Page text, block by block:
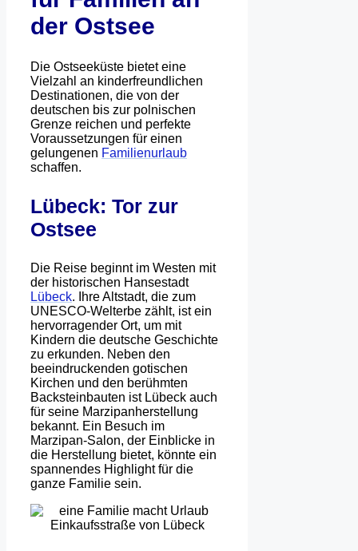
der Ostsee
Die Ostseeküste bietet eine
Vielzahl an kinderfreundlichen
Destinationen, die von der
deutschen bis zur polnischen
Grenze reichen und perfekte
Voraussetzungen für einen
gelungenen Familienurlaub
schaffen.
Lübeck: Tor zur
Ostsee
Die Reise beginnt im Westen mit
der historischen Hansestadt
Lübeck. Ihre Altstadt, die zum
UNESCO-Welterbe zählt, ist ein
hervorragender Ort, um mit
Kindern die deutsche Geschichte
zu erkunden. Neben den
beeindruckenden gotischen
Kirchen und den berühmten
Backsteinbauten ist Lübeck auch
für seine Marzipanherstellung
bekannt. Ein Besuch im
Marzipan-Salon, der Einblicke in
die Herstellung bietet, könnte ein
spannendes Highlight für die
ganze Familie sein.